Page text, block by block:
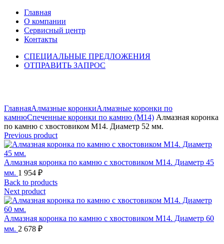
Главная
О компании
Сервисный центр
Контакты
СПЕЦИАЛЬНЫЕ ПРЕДЛОЖЕНИЯ
ОТПРАВИТЬ ЗАПРОС
ГлавнаяАлмазные коронкиАлмазные коронки по
камнюСпеченные коронки по камню (M14) Алмазная коронка
по камню с хвостовиком M14. Диаметр 52 мм.
Previous product
Алмазная коронка по камню с хвостовиком M14. Диаметр 45
мм. 1 954 ₽
Back to products
Next product
Алмазная коронка по камню с хвостовиком M14. Диаметр 60
мм. 2 678 ₽